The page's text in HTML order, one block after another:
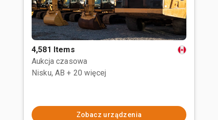
4,581 Items
Aukcja czasowa
Nisku, AB + 20 więcej
Zobacz urządzenia